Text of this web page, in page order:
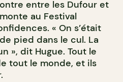
entre les Dufour et
au Festival
« On s’était
pied dans le cul. La
», dit Hugue. Tout le
tout le monde, et ils